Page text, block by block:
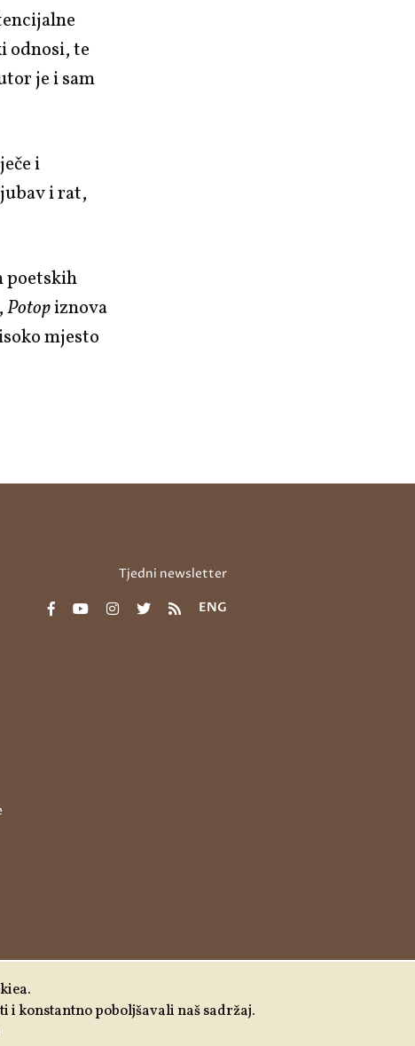
odnosi, te
je i sam
i
i rat,
poetskih
Potopiznova
mjesto
Tjedni newsletter
ENG
i konstantno poboljšavali naš sadržaj.